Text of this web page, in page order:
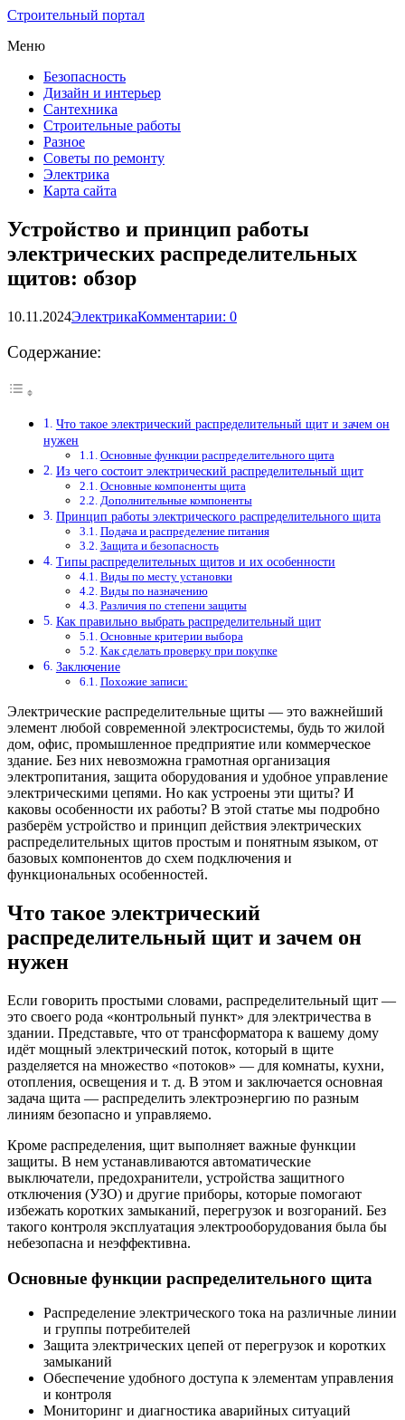
Строительный портал
Меню
Безопасность
Дизайн и интерьер
Сантехника
Строительные работы
Разное
Советы по ремонту
Электрика
Карта сайта
Устройство и принцип работы
электрических распределительных
щитов: обзор
10.11.2024ЭлектрикаКомментарии: 0
Содержание:
Что такое электрический распределительный щит и зачем он
нужен
Основные функции распределительного щита
Из чего состоит электрический распределительный щит
Основные компоненты щита
Дополнительные компоненты
Принцип работы электрического распределительного щита
Подача и распределение питания
Защита и безопасность
Типы распределительных щитов и их особенности
Виды по месту установки
Виды по назначению
Различия по степени защиты
Как правильно выбрать распределительный щит
Основные критерии выбора
Как сделать проверку при покупке
Заключение
Похожие записи:
Электрические распределительные щиты — это важнейший
элемент любой современной электросистемы, будь то жилой
дом, офис, промышленное предприятие или коммерческое
здание. Без них невозможна грамотная организация
электропитания, защита оборудования и удобное управление
электрическими цепями. Но как устроены эти щиты? И
каковы особенности их работы? В этой статье мы подробно
разберём устройство и принцип действия электрических
распределительных щитов простым и понятным языком, от
базовых компонентов до схем подключения и
функциональных особенностей.
Что такое электрический
распределительный щит и зачем он
нужен
Если говорить простыми словами, распределительный щит —
это своего рода «контрольный пункт» для электричества в
здании. Представьте, что от трансформатора к вашему дому
идёт мощный электрический поток, который в щите
разделяется на множество «потоков» — для комнаты, кухни,
отопления, освещения и т. д. В этом и заключается основная
задача щита — распределить электроэнергию по разным
линиям безопасно и управляемо.
Кроме распределения, щит выполняет важные функции
защиты. В нем устанавливаются автоматические
выключатели, предохранители, устройства защитного
отключения (УЗО) и другие приборы, которые помогают
избежать коротких замыканий, перегрузок и возгораний. Без
такого контроля эксплуатация электрооборудования была бы
небезопасна и неэффективна.
Основные функции распределительного щита
Распределение электрического тока на различные линии
и группы потребителей
Защита электрических цепей от перегрузок и коротких
замыканий
Обеспечение удобного доступа к элементам управления
и контроля
Мониторинг и диагностика аварийных ситуаций